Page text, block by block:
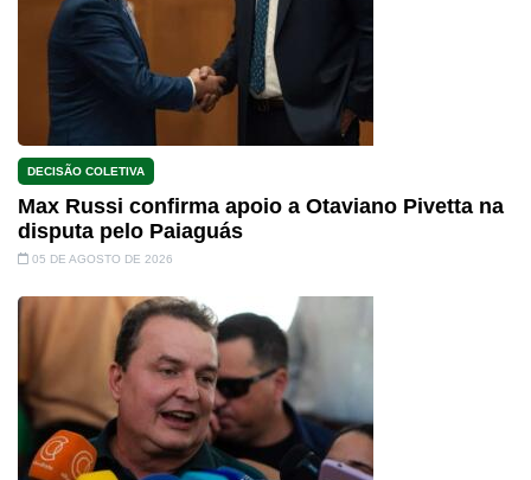
DECISÃO COLETIVA
Max Russi confirma apoio a Otaviano Pivetta na
disputa pelo Paiaguás
05 DE AGOSTO DE 2026